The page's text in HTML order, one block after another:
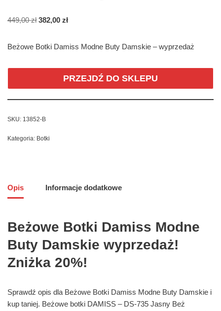
449,00zł 382,00 zł
Beżowe Botki Damiss Modne Buty Damskie – wyprzedaż
PRZEJDŹ DO SKLEPU
SKU: 13852-B
Kategoria: Botki
Opis Informacje dodatkowe
Beżowe Botki Damiss Modne
Buty Damskie wyprzedaż!
Zniżka 20%!
Sprawdź opis dla Beżowe Botki Damiss Modne Buty Damskie i
kup taniej. Beżowe botki DAMISS – DS-735 Jasny Beż